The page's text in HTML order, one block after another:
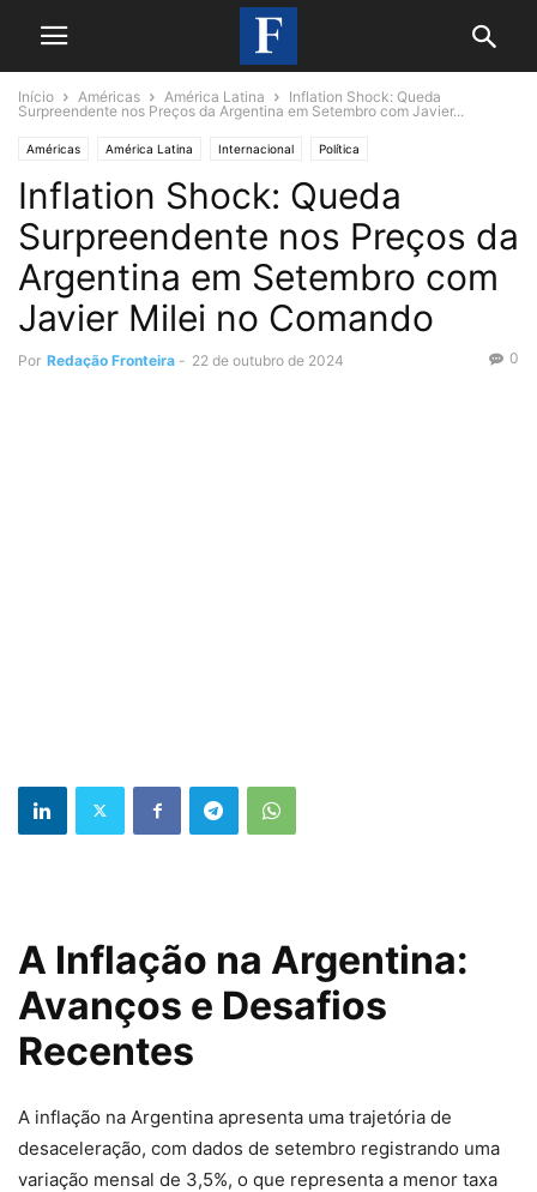
Início Américas América Latina
Inflation Shock: Queda
Surpreendente nos Preços da Argentina em Setembro com Javier...
Américas América Latina Internacional Política
Inflation Shock: Queda
Surpreendente nos Preços da
Argentina em Setembro com
Javier Milei no Comando
Por Redação Fronteira - 22 de outubro de 2024 0
A Inflação na Argentina:
Avanços e Desafios
Recentes
A inflação na Argentina apresenta uma trajetória de
desaceleração, com dados de setembro registrando uma
variação mensal de 3,5%, o que representa a menor taxa